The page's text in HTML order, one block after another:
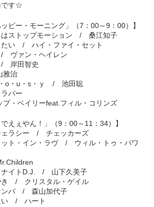
です☆
ッピー・モーニング」（7：00～9：00）】
ストップモーション / 桑江知子
い / ハイ・ファイ・セット
ァン・ヘイレン
岸田智史
治
o・u・s・ｙ / 池田聡
バー
イリーfeat.フィル・コリンズ
でえぇやん！」（9：00～11：34）】
ラシー / チェッカーズ
ト・イン・ラヴ / ウィル・トゥ・パワ
イトD.J. / 山下久美子
/ クリスタル・ゲイル
バ / 森山加代子
い / ハート